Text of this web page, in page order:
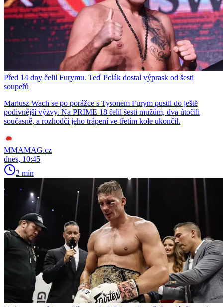
Před 14 dny čelil Furymu. Teď Polák dostal výprask od šesti
soupeřů
Mariusz Wach se po porážce s Tysonem Furym pustil do ještě
podivnější výzvy. Na PRIME 18 čelil šesti mužům, dva útočili
současně, a rozhodčí jeho trápení ve třetím kole ukončil.
MMAMAG.cz
dnes, 10:45
2 min